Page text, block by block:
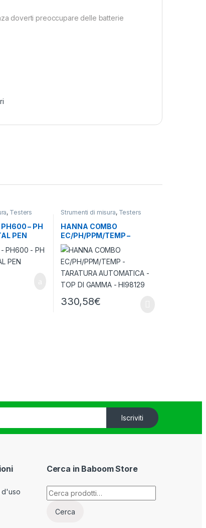
doverti preoccupare delle batterie
, Testers
PH600 – PH
PEN
Strumenti di misura, Testers
HANNA COMBO
EC/PH/PPM/TEMP –
TARATURA AUTOMATICA
– TOP DI GAMMA –
HI98129
330,58€
Iscriviti
d'uso
Cerca in Baboom Store
Cerca:
Cerca